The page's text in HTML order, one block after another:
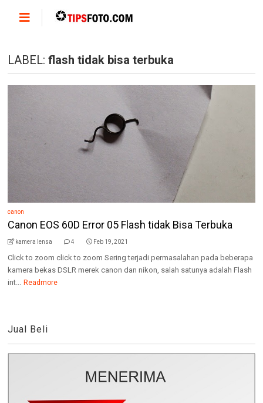
LABEL:flash tidak bisa terbuka
canon
Canon EOS 60D Error 05 Flash tidak Bisa Terbuka
kamera lensa 4 Feb 19, 2021
Click to zoom click to zoom Sering terjadi permasalahan pada beberapa
kamera bekas DSLR merek canon dan nikon, salah satunya adalah Flash
int... Readmore
Jual Beli